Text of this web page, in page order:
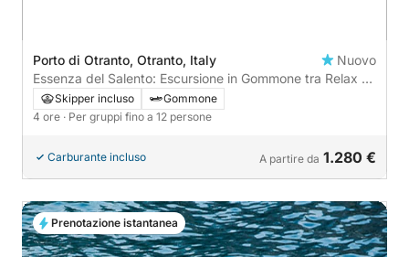
Porto di Otranto, Otranto, Italy
Nuovo
Essenza del Salento: Escursione in Gommone tra Relax e
Avventura
Skipper incluso
Gommone
4 ore · Per gruppi fino a 12 persone
Carburante incluso A partire da 1.280 €
Prenotazione istantanea